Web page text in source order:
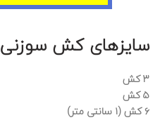
سایزهای کش سوزنی
۳ کش
۵ کش
۶ کش (۱ سانتی متر)